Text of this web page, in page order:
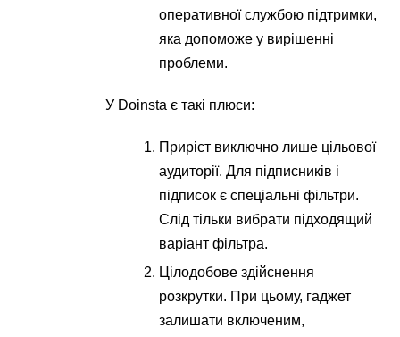
оперативної службою підтримки,
яка допоможе у вирішенні
проблеми.
У Doinsta є такі плюси:
Приріст виключно лише цільової
аудиторії. Для підписників і
підписок є спеціальні фільтри.
Слід тільки вибрати підходящий
варіант фільтра.
Цілодобове здійснення
розкрутки. При цьому, гаджет
залишати включеним,